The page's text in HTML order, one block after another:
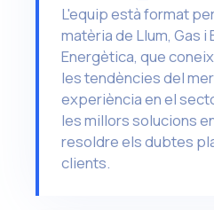
L'equip està format
matèria de Llum, Gas i
Energètica, que
les tendències del
experiència en el
les millors solucions
resoldre els dubtes
clients.